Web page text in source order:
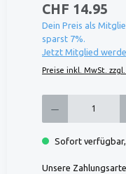
CHF 14.95
Dein Preis als
sparst 7%.
Jetzt Mitglied
Preise inkl. MwSt.
Sofort
Unsere